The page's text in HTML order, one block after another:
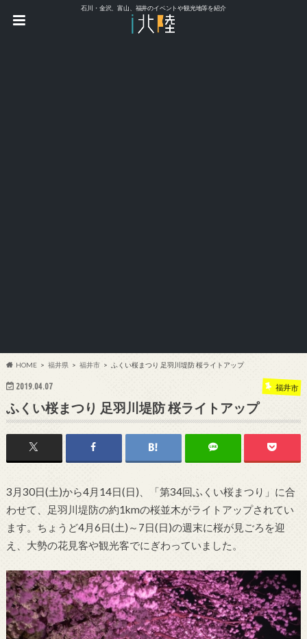
石川・金沢、富山、福井のイベントや観光地等を紹介
HOME 福井県 福井市 ふくい桜まつり 足羽川堤防 桜ライトアップ
2019.04.07 福井市
ふくい桜まつり 足羽川堤防 桜ライトアップ
3月30日(土)から4月14日(日)、「第34回ふくい桜まつり」に合
わせて、足羽川堤防の約1kmの桜並木がライトアップされてい
ます。ちょうど4月6日(土)～7日(日)の週末に桜が見ごろを迎
え、大勢の花見客や観光客でにぎわっていました。